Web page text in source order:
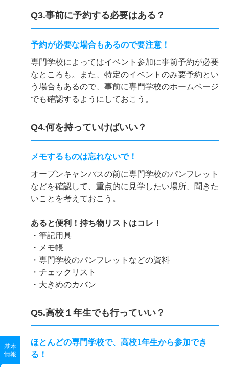
基本
情報
Q3.事前に予約する必要はある？
予約が必要な場合もあるので要注意！
専門学校によってはイベント参加に事前予約が必要
なところも。また、特定のイベントのみ要予約とい
う場合もあるので、事前に専門学校のホームページ
でも確認するようにしておこう。
Q4.何を持っていけばいい？
メモするものは忘れないで！
オープンキャンパスの前に専門学校のパンフレット
などを確認して、重点的に見学したい場所、聞きた
いことを考えておこう。
あると便利！持ち物リストはコレ！
・筆記用具
・メモ帳
・専門学校のパンフレットなどの資料
・チェックリスト
・大きめのカバン
Q5.高校１年生でも行っていい？
ほとんどの専門学校で、高校1年生から参加でき
る！